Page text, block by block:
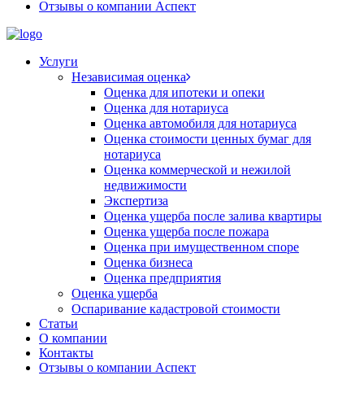
Отзывы о компании Аспект
Услуги
Независимая оценка
Оценка для ипотеки и опеки
Оценка для нотариуса
Оценка автомобиля для нотариуса
Оценка стоимости ценных бумаг для
нотариуса
Оценка коммерческой и нежилой
недвижимости
Экспертиза
Оценка ущерба после залива квартиры
Оценка ущерба после пожара
Оценка при имущественном споре
Оценка бизнеса
Оценка предприятия
Оценка ущерба
Оспаривание кадастровой стоимости
Статьи
О компании
Контакты
Отзывы о компании Аспект